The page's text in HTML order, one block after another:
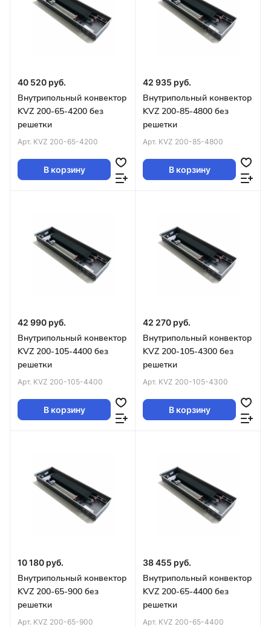
40 520 руб.
Внутрипольный конвектор
KVZ 200-65-4200 без
решетки
Арт. KVZ 200-65-4200
В корзину
42 935 руб.
Внутрипольный конвектор
KVZ 200-85-4800 без
решетки
Арт. KVZ 200-85-4800
В корзину
42 990 руб.
Внутрипольный конвектор
KVZ 200-105-4400 без
решетки
Арт. KVZ 200-105-4400
В корзину
42 270 руб.
Внутрипольный конвектор
KVZ 200-105-4300 без
решетки
Арт. KVZ 200-105-4300
В корзину
10 180 руб.
Внутрипольный конвектор
KVZ 200-65-900 без
решетки
Арт. KVZ 200-65-900
38 455 руб.
Внутрипольный конвектор
KVZ 200-65-4400 без
решетки
Арт. KVZ 200-65-4400